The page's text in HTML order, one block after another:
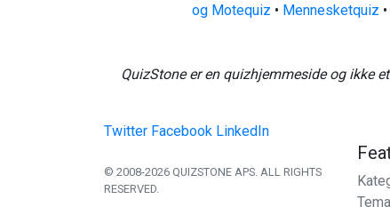
og Motequiz • Mennesketquiz •
QuizStone er en quizhjemmeside og ikke
Twitter Facebook LinkedIn
© 2008-2026 QUIZSTONE APS. ALL RIGHTS
RESERVED.